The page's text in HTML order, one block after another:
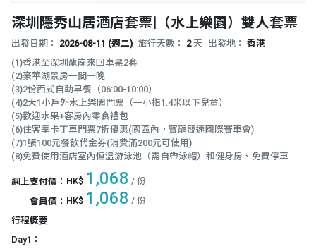
深圳隱秀山居酒店套票|（水上樂園）雙人套票
出發日期： 2026-08-11 (週二) 旅行天數： 2 天 出發地： 香港
(1)香港至深圳龍崗來回車票2套
(2)豪華湖景房一間一晚
(3)2份西式自助早餐（06:00-10:00）
(4)2大1小戶外水上樂園門票（一小指1.4米以下兒童）
(5)歡迎水果+客房內零食禮包
(6)住客享卡丁車門票7折優惠(園區內，寶龍競速國際賽車會)
(7)1張100元餐飲代金券(消費滿200元可使用)
(8)免費使用酒店室內恒溫游泳池（需自帶泳帽）和健身房、免費停車
網上支付價 ： HK$ 1,068 / 份
會員價 ： HK$ 1,068 / 份
行程概要
Day1：